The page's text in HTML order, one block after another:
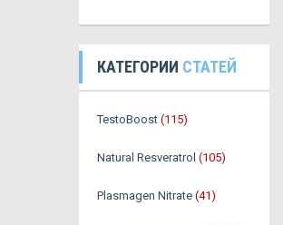
КАТЕГОРИИ СТАТЕЙ
TestoBoost (115)
Natural Resveratrol (105)
Plasmagen Nitrate (41)